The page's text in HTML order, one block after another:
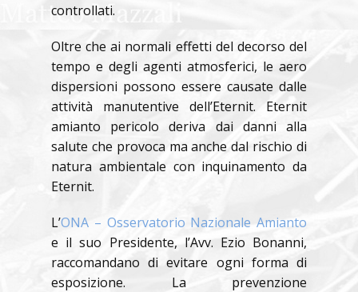
controllati.
Oltre che ai normali effetti del decorso del
tempo e degli agenti atmosferici, le aero
dispersioni possono essere causate dalle
attività manutentive dell’Eternit. Eternit
amianto pericolo deriva dai danni alla
salute che provoca ma anche dal rischio di
natura ambientale con inquinamento da
Eternit.
L’ONA – Osservatorio Nazionale Amianto
e il suo Presidente, l’Avv. Ezio Bonanni,
raccomandano di evitare ogni forma di
esposizione. La prevenzione